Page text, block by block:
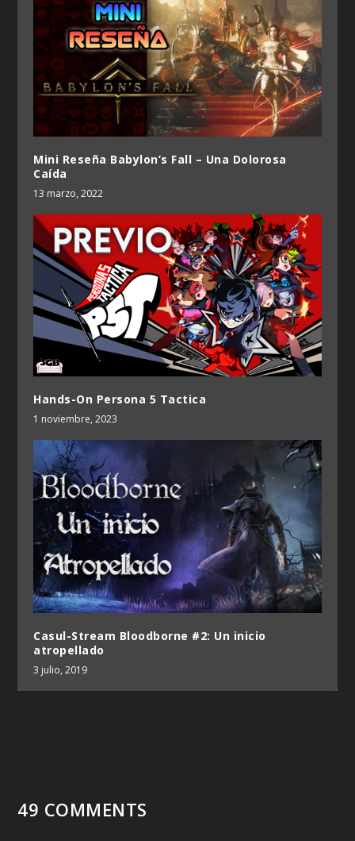
Mini Reseña Babylon’s Fall – Una Dolorosa
Caída
13 marzo, 2022
Hands-On Persona 5 Tactica
1 noviembre, 2023
Casul-Stream Bloodborne #2: Un inicio
atropellado
3 julio, 2019
49 COMMENTS